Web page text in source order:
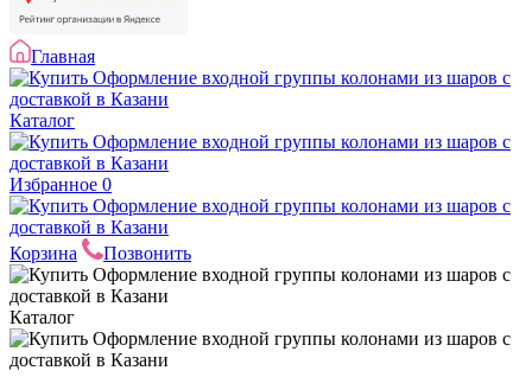
Главная
Каталог
Избранное 0
Корзина Позвонить
Каталог